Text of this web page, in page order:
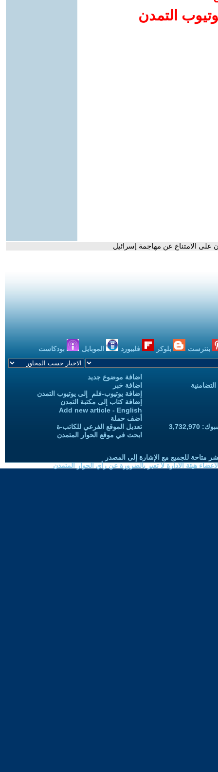
التمدن
على الامتناع عن مهاجمة إسرائيل
بنترست بلوكر فليبورد الموبايل بودكاست
اضافة موضوع جديد
اضافة خبر
إضافة يوتيوب-فلم إلى يوتيوب التمدن
إضافة كتاب إلى مكتبة التمدن
Add new article - English
أضف حملة
تعديل الموقع الفرعي للكاتب-ة
ابحث في موقع الحوار المتمدن
متاحة للجميع مع الإشارة إلى المصدر
هيئة الادارة لا تعبر بالضرورة عن رأي الحوار المتمدن